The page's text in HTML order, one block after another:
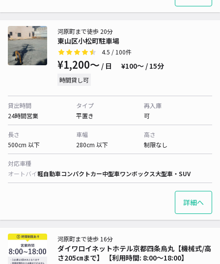
東山区小松町駐車場
河原町まで徒歩 20分
4.5 / 100件
¥1,200〜 / 日 ¥100〜 / 15分
時間貸し可
貸出時間
24時間営業
タイプ
平置き
再入庫
可
長さ
500cm 以下
車幅
280cm 以下
高さ
制限なし
対応車種
オートバイ軽自動車コンパクトカー中型車ワンボックス大型車・SUV
詳細へ
ダイワロイネットホテル京都四条烏丸【機械式/高
さ205㎝まで】 【利用時間: 8:00～18:00】
河原町まで徒歩 16分